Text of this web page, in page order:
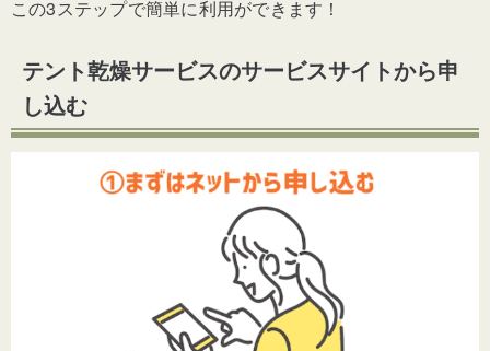
この3ステップで簡単に利用ができます！
テント乾燥サービスのサービスサイトから申
し込む